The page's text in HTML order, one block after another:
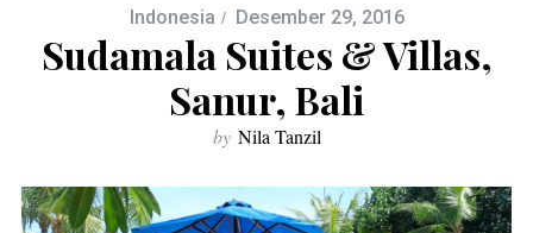
Indonesia Desember 29, 2016
Sudamala Suites & Villas,
Sanur, Bali
by Nila Tanzil